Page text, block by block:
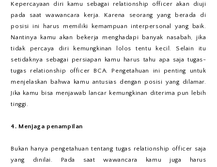
Kepercayaan diri kamu sebagai relationship officer akan diuji
pada saat wawancara kerja. Karena seorang yang berada di
posisi ini harus memiliki kemampuan interpersonal yang baik.
Nantinya kamu akan bekerja menghadapi banyak nasabah, jika
tidak percaya diri kemungkinan lolos tentu kecil. Selain itu
setidaknya sebagai persiapan kamu harus tahu apa saja tugas-
tugas relationship officer BCA. Pengetahuan ini penting untuk
menjelaskan bahwa kamu antusias dengan posisi yang dilamar.
Jika kamu bisa menjawab lancar kemungkinan diterima pun lebih
tinggi.
4. Menjaga penampilan
Bukan hanya pengetahuan tentang tugas relationship officer saja
yang dinilai. Pada saat wawancara kamu juga harus